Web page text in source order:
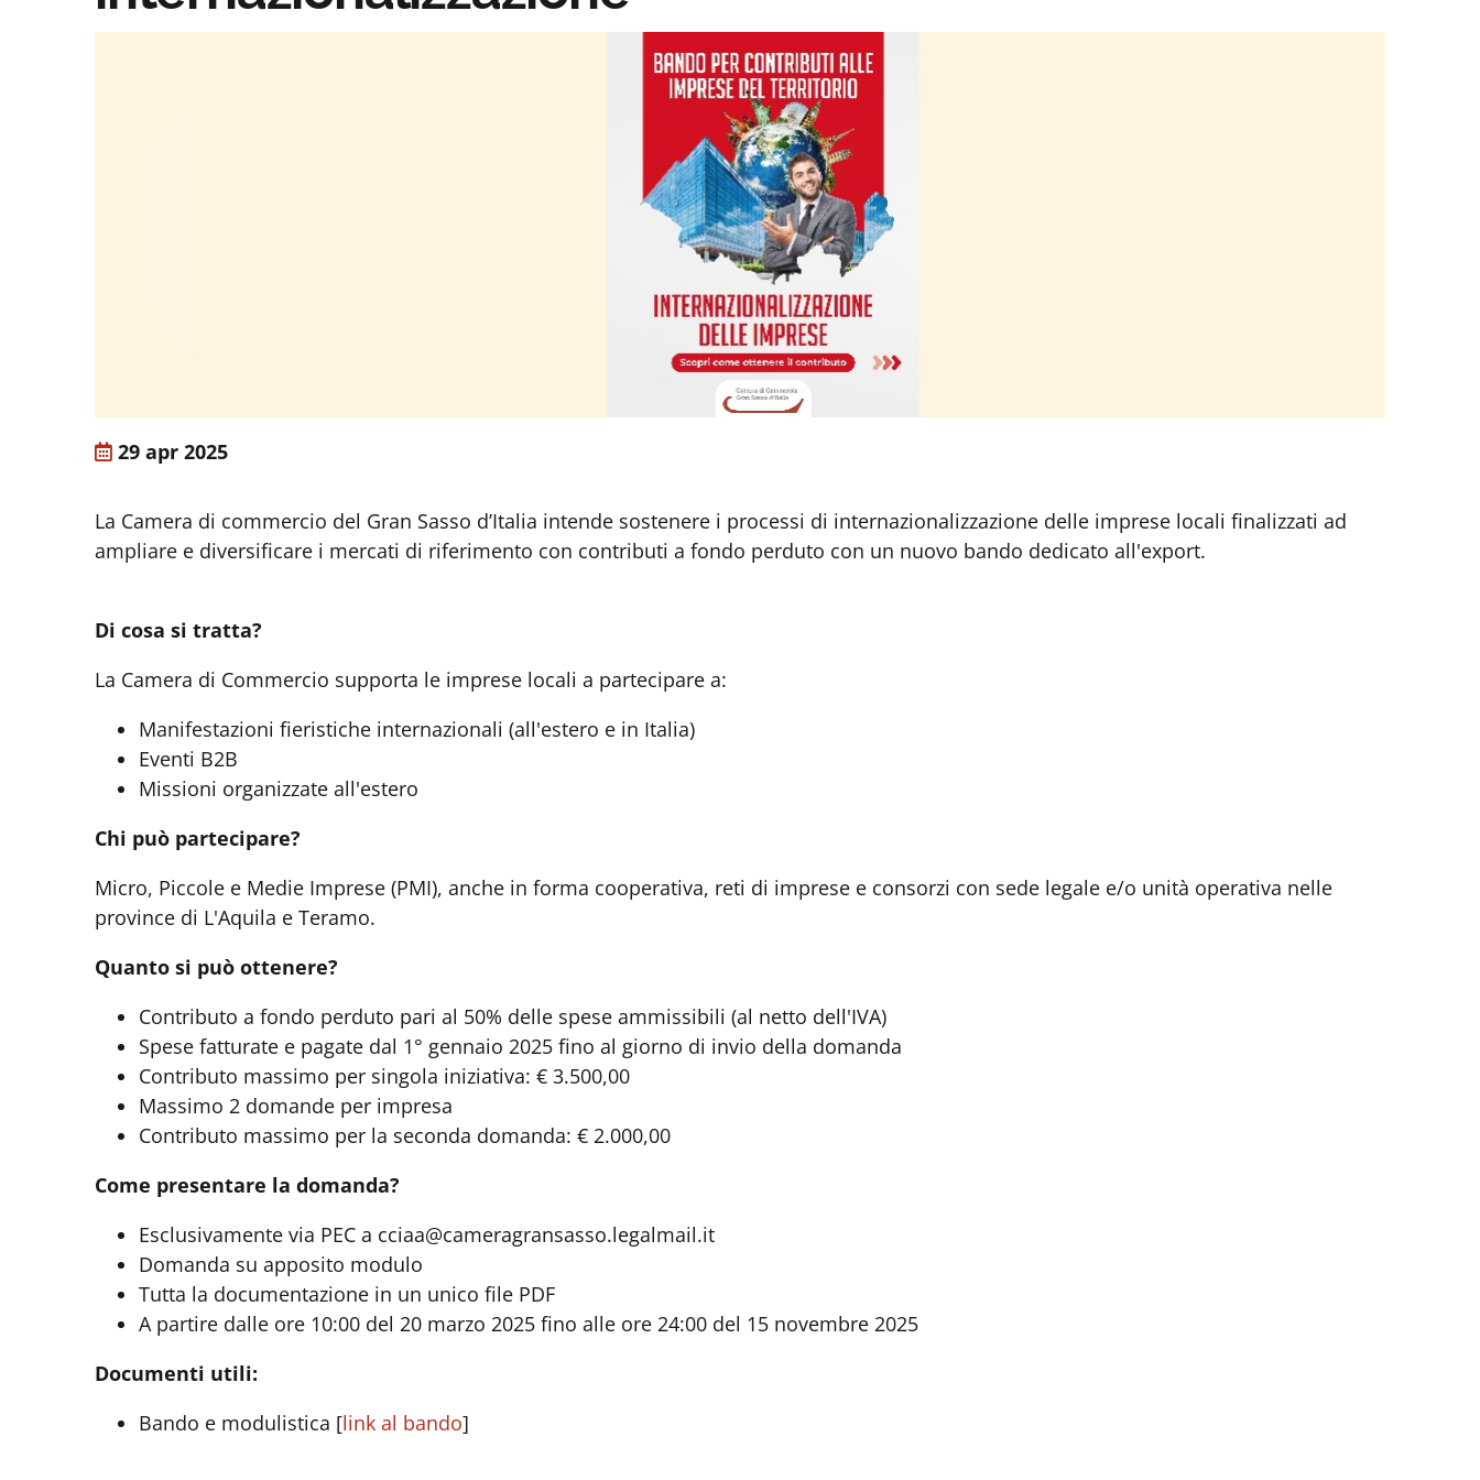
29 apr 2025
La Camera di commercio del Gran Sasso d’Italia intende sostenere i processi di internazionalizzazione delle imprese locali finalizzati ad
ampliare e diversificare i mercati di riferimento con contributi a fondo perduto con un nuovo bando dedicato all'export.
Di cosa si tratta?
La Camera di Commercio supporta le imprese locali a partecipare a:
Manifestazioni fieristiche internazionali (all'estero e in Italia)
Eventi B2B
Missioni organizzate all'estero
Chi può partecipare?
Micro, Piccole e Medie Imprese (PMI), anche in forma cooperativa, reti di imprese e consorzi con sede legale e/o unità operativa nelle
province di L'Aquila e Teramo.
Quanto si può ottenere?
Contributo a fondo perduto pari al 50% delle spese ammissibili (al netto dell'IVA)
Spese fatturate e pagate dal 1° gennaio 2025 fino al giorno di invio della domanda
Contributo massimo per singola iniziativa: € 3.500,00
Massimo 2 domande per impresa
Contributo massimo per la seconda domanda: € 2.000,00
Come presentare la domanda?
Esclusivamente via PEC a cciaa@cameragransasso.legalmail.it
Domanda su apposito modulo
Tutta la documentazione in un unico file PDF
A partire dalle ore 10:00 del 20 marzo 2025 fino alle ore 24:00 del 15 novembre 2025
Documenti utili:
Bando e modulistica [link al bando]